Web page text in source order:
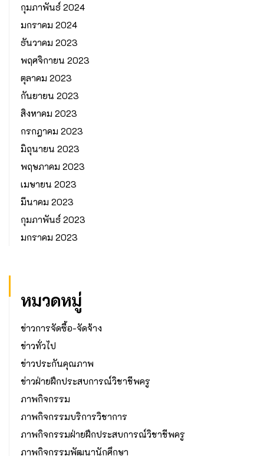
กุมภาพันธ์ 2024
มกราคม 2024
ธันวาคม 2023
พฤศจิกายน 2023
ตุลาคม 2023
กันยายน 2023
สิงหาคม 2023
กรกฎาคม 2023
มิถุนายน 2023
พฤษภาคม 2023
เมษายน 2023
มีนาคม 2023
กุมภาพันธ์ 2023
มกราคม 2023
หมวดหมู่
ข่าวการจัดซื้อ-จัดจ้าง
ข่าวทั่วไป
ข่าวประกันคุณภาพ
ข่าวฝ่ายฝึกประสบการณ์วิชาชีพครู
ภาพกิจกรรม
ภาพกิจกรรมบริการวิชาการ
ภาพกิจกรรมฝ่ายฝึกประสบการณ์วิชาชีพครู
ภาพกิจกรรมพัฒนานักศึกษา